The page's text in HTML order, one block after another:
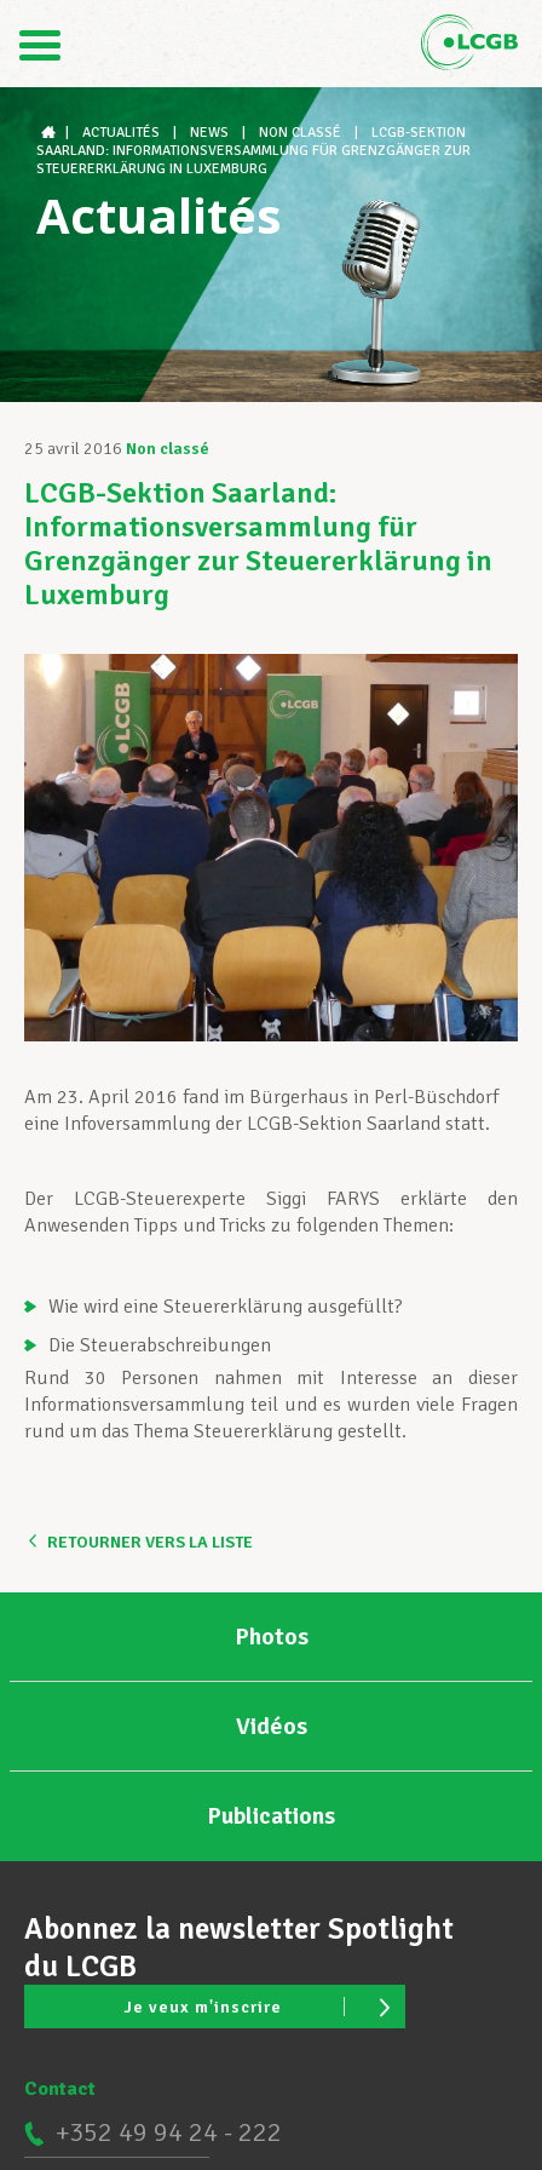
DE
Le LCGB
Structures syndicales
Assistance au Travail
Vos droits
Assistance en vie privée
Développement professionnel
Devenir Membre
Actualités
ACTUALITÉS NEWS NON CLASSÉ
LCGB-SEKTION
SAARLAND: INFORMATIONSVERSAMMLUNG FÜR GRENZGÄNGER ZUR
STEUERERKLÄRUNG IN LUXEMBURG
Actualités
25 avril 2016 Non classé
LCGB-Sektion Saarland:
Informationsversammlung für
Grenzgänger zur Steuererklärung in
Luxemburg
Am 23. April 2016 fand im Bürgerhaus in Perl-Büschdorf
eine Infoversammlung der LCGB-Sektion Saarland statt.
Der LCGB-Steuerexperte Siggi FARYS erklärte den
Anwesenden Tipps und Tricks zu folgenden Themen:
Wie wird eine Steuererklärung ausgefüllt?
Die Steuerabschreibungen
Rund 30 Personen nahmen mit Interesse an dieser
Informationsversammlung teil und es wurden viele Fragen
rund um das Thema Steuererklärung gestellt.
RETOURNER VERS LA LISTE
Photos
Vidéos
Publications
Abonnez la newsletter Spotlight
du LCGB
Je veux m'inscrire
Contact
+352 49 94 24 - 222